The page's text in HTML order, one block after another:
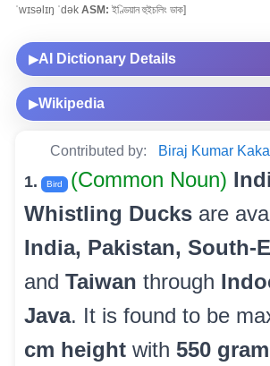
ˈwɪsəlɪŋ ˈdək ASM: ইণ্ডিয়ান হুইচলিং ডাক]
▶AI Dictionary Details
▶Wikipedia
Contributed by: Biraj Kumar
1. Bird (Common Noun)
Whistling Ducks are
India, Pakistan, South-
and Taiwan through
Java. It is found to be
cm height with 550 gram